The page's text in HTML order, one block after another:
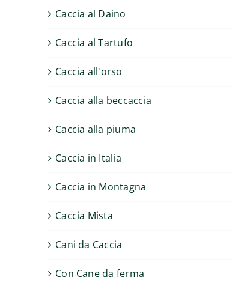
Caccia al Daino
Caccia al Tartufo
Caccia all'orso
Caccia alla beccaccia
Caccia alla piuma
Caccia in Italia
Caccia in Montagna
Caccia Mista
Cani da Caccia
Con Cane da ferma